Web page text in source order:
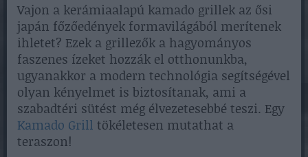
Vajon a kerámiaalapú kamado grillek az ősi
japán főzőedények formavilágából merítenek
ihletet? Ezek a grillezők a hagyományos
faszenes ízeket hozzák el otthonunkba,
ugyanakkor a modern technológia segítségével
olyan kényelmet is biztosítanak, ami a
szabadtéri sütést még élvezetesebbé teszi. Egy
Kamado Grill tökéletesen mutathat a
teraszon!